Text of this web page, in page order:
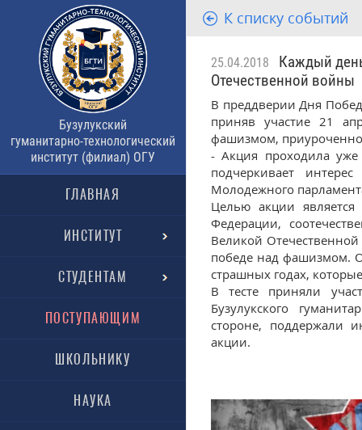
Бузулукский
гуманитарно-технологический
институт (филиал) ОГУ
ГЛАВНАЯ
ИНСТИТУТ
СТУДЕНТАМ
ПОСТУПАЮЩИМ
ШКОЛЬНИКУ
НАУКА
К списку событий
25.04.2018
Каждый
Отечественной войны
В преддверии Дня
приняв участие 21
фашизмом,
- Акция проходила уже
подчеркивает
Молодежного
Целью акции является
Федерации,
Великой
победе над фашизмом.
страшных годах,
В тесте приняли
Бузулукского
стороне, поддержали
акции.